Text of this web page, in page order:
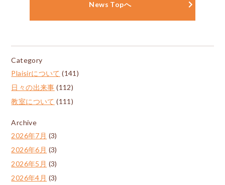
News Topへ
Category
Plaisirについて (141)
日々の出来事 (112)
教室について (111)
Archive
2026年7月 (3)
2026年6月 (3)
2026年5月 (3)
2026年4月 (3)